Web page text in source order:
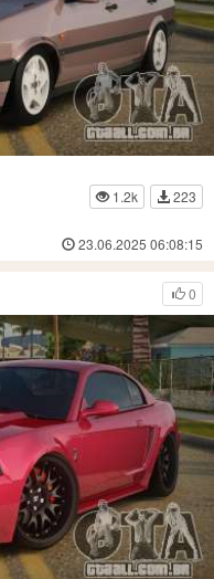
1.2k
223
23.06.2025 06:08:15
0